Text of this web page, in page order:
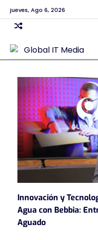
Skip
to
content
jueves, Ago 6, 2026
Innovación y
Agua con Bebbia:
Aguado